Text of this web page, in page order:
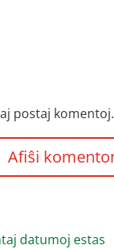
postaj komentoj.
datumoj estas